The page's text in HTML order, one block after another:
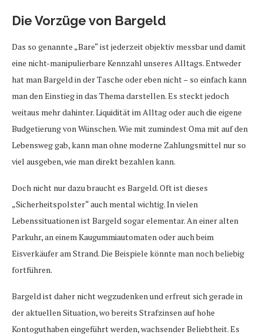
Die Vorzüge von Bargeld
Das so genannte „Bare“ ist jederzeit objektiv messbar und damit
eine nicht-manipulierbare Kennzahl unseres Alltags. Entweder
hat man Bargeld in der Tasche oder eben nicht – so einfach kann
man den Einstieg in das Thema darstellen. Es steckt jedoch
weitaus mehr dahinter. Liquidität im Alltag oder auch die eigene
Budgetierung von Wünschen. Wie mit zumindest Oma mit auf den
Lebensweg gab, kann man ohne moderne Zahlungsmittel nur so
viel ausgeben, wie man direkt bezahlen kann.
Doch nicht nur dazu braucht es Bargeld. Oft ist dieses
„Sicherheitspolster“ auch mental wichtig. In vielen
Lebenssituationen ist Bargeld sogar elementar. An einer alten
Parkuhr, an einem Kaugummiautomaten oder auch beim
Eisverkäufer am Strand. Die Beispiele könnte man noch beliebig
fortführen.
Bargeld ist daher nicht wegzudenken und erfreut sich gerade in
der aktuellen Situation, wo bereits Strafzinsen auf hohe
Kontoguthaben eingeführt werden, wachsender Beliebtheit. Es